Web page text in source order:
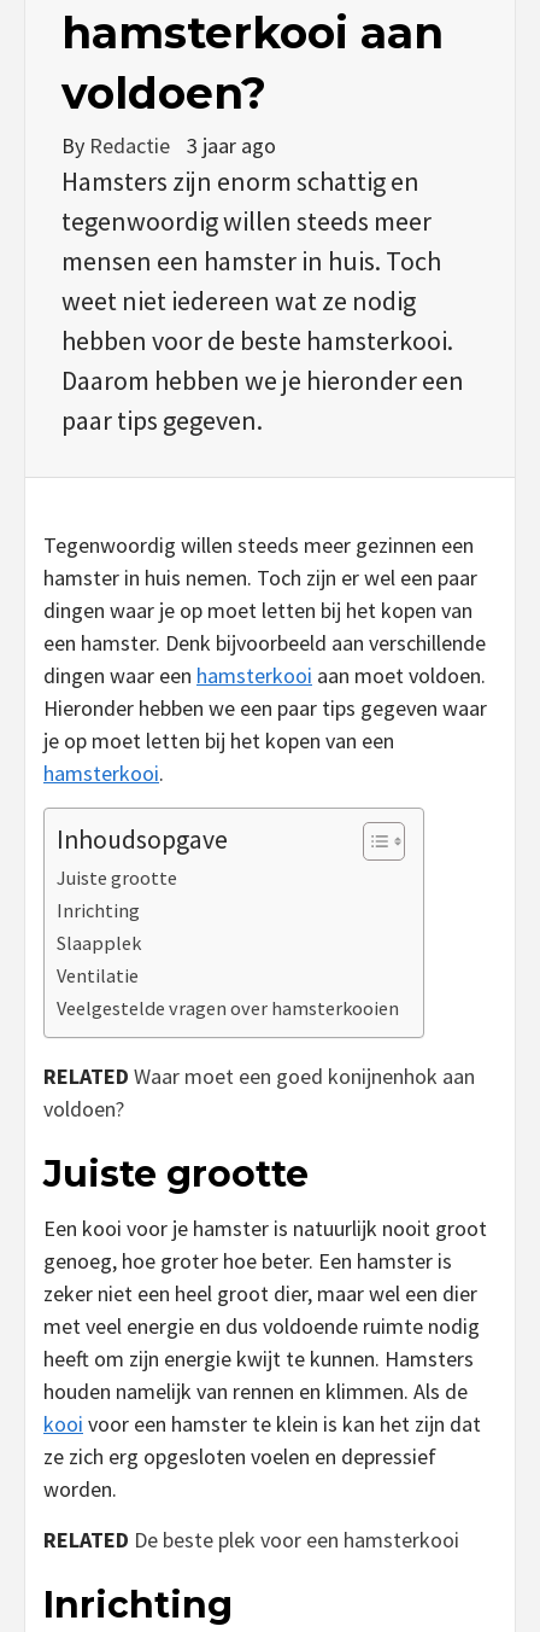
hamsterkooi aan
voldoen?
By Redactie 3 jaar ago
Hamsters zijn enorm schattig en
tegenwoordig willen steeds meer
mensen een hamster in huis. Toch
weet niet iedereen wat ze nodig
hebben voor de beste hamsterkooi.
Daarom hebben we je hieronder een
paar tips gegeven.
Tegenwoordig willen steeds meer gezinnen een
hamster in huis nemen. Toch zijn er wel een paar
dingen waar je op moet letten bij het kopen van
een hamster. Denk bijvoorbeeld aan verschillende
dingen waar een hamsterkooi aan moet voldoen.
Hieronder hebben we een paar tips gegeven waar
je op moet letten bij het kopen van een
hamsterkooi.
Inhoudsopgave
Juiste grootte
Inrichting
Slaapplek
Ventilatie
Veelgestelde vragen over hamsterkooien
RELATED Waar moet een goed konijnenhok aan
voldoen?
Juiste grootte
Een kooi voor je hamster is natuurlijk nooit groot
genoeg, hoe groter hoe beter. Een hamster is
zeker niet een heel groot dier, maar wel een dier
met veel energie en dus voldoende ruimte nodig
heeft om zijn energie kwijt te kunnen. Hamsters
houden namelijk van rennen en klimmen. Als de
kooi voor een hamster te klein is kan het zijn dat
ze zich erg opgesloten voelen en depressief
worden.
RELATED De beste plek voor een hamsterkooi
Inrichting